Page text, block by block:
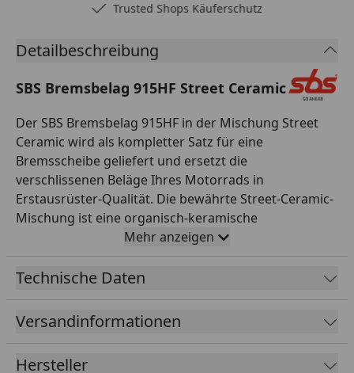
Trusted Shops Käuferschutz
Detailbeschreibung
SBS Bremsbelag 915HF Street Ceramic
Der SBS Bremsbelag 915HF in der Mischung Street
Ceramic wird als kompletter Satz für eine
Bremsscheibe geliefert und ersetzt die
verschlissenen Beläge Ihres Motorrads in
Erstausrüster-Qualität. Die bewährte Street-Ceramic-
Mischung ist eine organisch-keramische
Reibmischung, die für den täglichen Einsatz auf der
Straße entwickelt wurde. Sie überzeugt durch einen
gut dosierbaren, gleichmäßigen Biss, leises und
geringen Verschleiß an der Bremsscheibe. Damit ist
sie die ideale Wahl für Alltag, Pendelstrecke und Tour.
Mehr anzeigen
Technische Daten
Versandinformationen
Hersteller